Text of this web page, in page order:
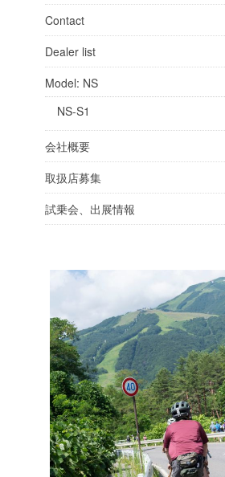
Contact
Dealer list
Model: NS
NS-S1
会社概要
取扱店募集
試乗会、出展情報